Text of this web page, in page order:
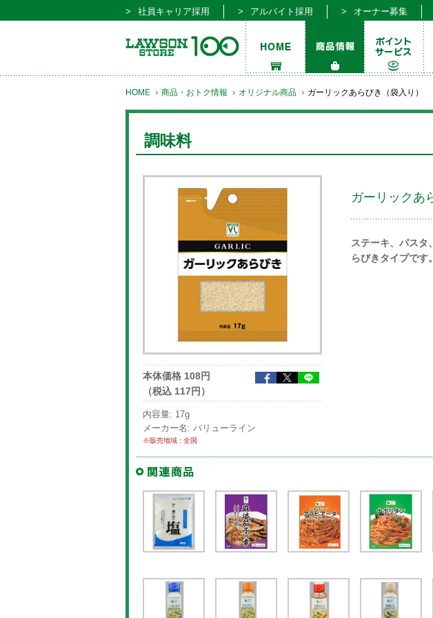
社員キャリア採用 アルバイト採用 オーナー募集
HOME 商品・おトク情報 オリジナル商品 ガーリックあらびき（袋入り）
調味料
ガーリックあ
ステーキ、パスタ
らびきタイプです。
本体価格 108円
（税込 117円）
内容量: 17g
メーカー名: バリューライン
※販売地域 : 全国